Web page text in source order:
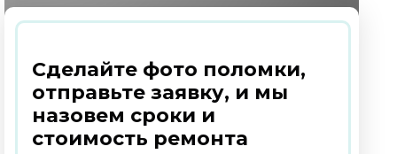
Сделайте фото поломки,
отправьте заявку, и мы
назовем сроки и
стоимость ремонта